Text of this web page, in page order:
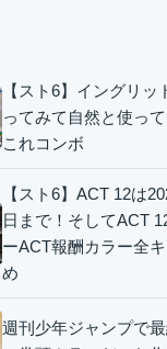
【スト6】イングリッ
ってみて自然と使っ
これコンボ
【スト6】ACT 12は
日まで！そしてACT
ーACT報酬カラー全
め
週刊少年ジャンプで